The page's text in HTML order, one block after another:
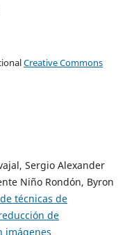
Creative Commons
Sergio Alexander
Niño Rondón, Byron
técnicas de
de
imágenes